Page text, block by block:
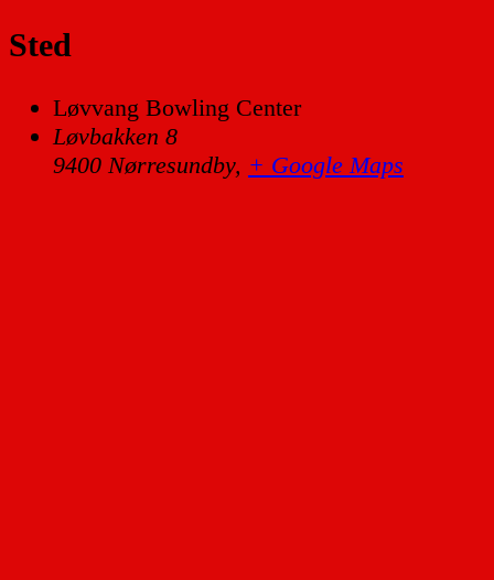
Sted
Løvvang Bowling Center
Løvbakken 8
9400 Nørresundby, + Google Maps